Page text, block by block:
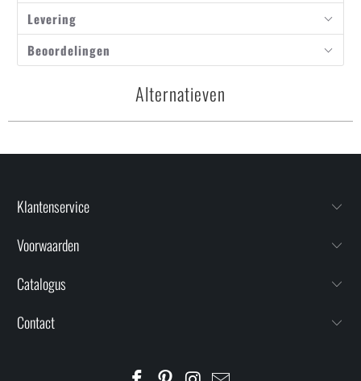
Levering
Beoordelingen
Alternatieven
Klantenservice
Voorwaarden
Catalogus
Contact